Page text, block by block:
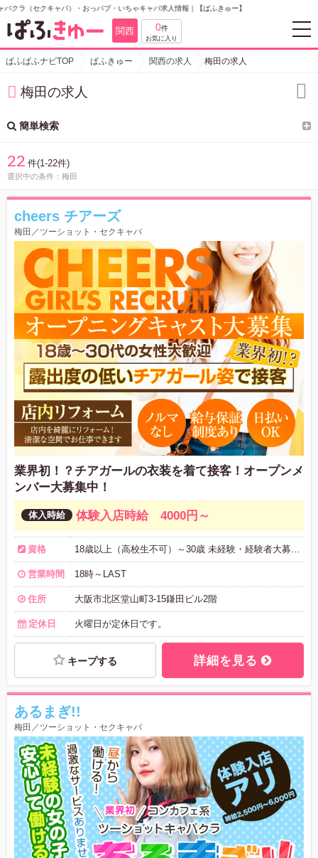
ちゃキャバ求人情報｜【ぱふきゅー】
関西 0件
ぱふぱふナビTOP ぱふきゅー 関西の求人 梅田の求人
梅田の求人
簡単検索
22 件(1-22件)
選択中の条件： 梅田
cheers チアーズ
梅田／ツーショット・セクキャバ
業界初！？チアガールの衣装を着て接客！オープンメ
ンバー大募集中！
体験入店時給 4000円～
資格 18歳以上（高校生不可）～30歳 未経験・経験者大募集中
営業時間 18時～LAST
住所 大阪市北区堂山町3-15鎌田ビル2階
定休日 火曜日が定休日です。
キープする 詳細を見る
あるまぎ!!
梅田／ツーショット・セクキャバ